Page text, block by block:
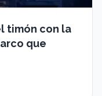
timón con la
que